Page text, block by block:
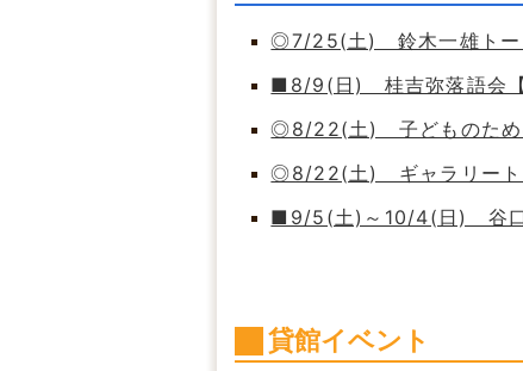
◎7/25(土) 鈴木一雄トー
■8/9(日) 桂吉弥落語会【
◎8/22(土) 子どものため
◎8/22(土) ギャラリート
■9/5(土)～10/4(日) 谷口
貸館イベント